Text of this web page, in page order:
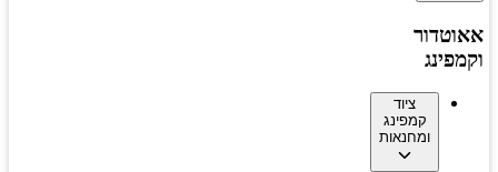
אאוטדור
וקמפינג
ציוד
קמפינג
ומחנאות